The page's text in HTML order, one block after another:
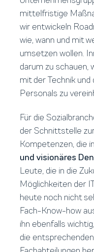
mittelfristige
wir entwickeln
wie, wann und mit
umsetzen wollen.
darum zu schauen,
mit der Technik
Personals zu
Für die
der Schnittstelle
Kompetenzen, die
und visionäres
Leute, die in die
Möglichkeiten der
heute noch nicht
Fach-Know-how
ihn ebenfalls
die